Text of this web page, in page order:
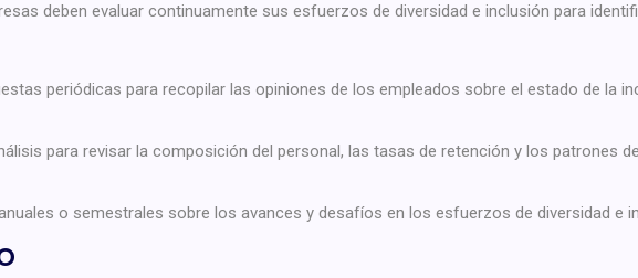
deben evaluar continuamente sus esfuerzos de diversidad e inclusión para
periódicas para recopilar las opiniones de los empleados sobre el estado de la
para revisar la composición del personal, las tasas de retención y los patrones
o semestrales sobre los avances y desafíos en los esfuerzos de diversidad e